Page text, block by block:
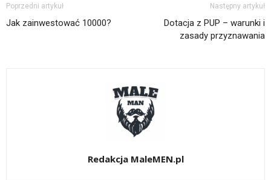
Poprzedni artykuł
Jak zainwestować 10000?
Następny artykuł
Dotacja z PUP – warunki i
zasady przyznawania
Redakcja MaleMEN.pl